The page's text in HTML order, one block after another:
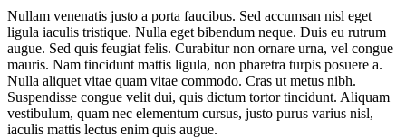
Nullam venenatis justo a porta faucibus. Sed accumsan nisl eget
ligula iaculis tristique. Nulla eget bibendum neque. Duis eu rutrum
augue. Sed quis feugiat felis. Curabitur non ornare urna, vel congue
mauris. Nam tincidunt mattis ligula, non pharetra turpis posuere a.
Nulla aliquet vitae quam vitae commodo. Cras ut metus nibh.
Suspendisse congue velit dui, quis dictum tortor tincidunt. Aliquam
vestibulum, quam nec elementum cursus, justo purus varius nisl,
iaculis mattis lectus enim quis augue.